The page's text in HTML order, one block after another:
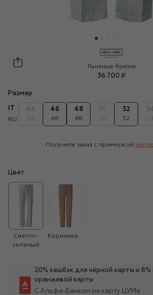
120% Lino
Льняные брюки
36 700 ₽
Размер
RU
46
46
48
48
52
52
Получите заказ с примеркой
Цвет
Светло-
зеленый
Коричневый
20% кешбэк для чёрной карты и 8%
оранжевой карты
С Альфа-Банком на карту ЦУМа